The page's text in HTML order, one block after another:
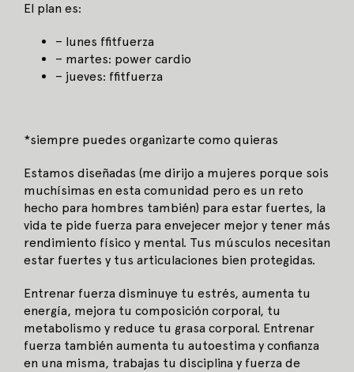
El plan es:
– lunes ffitfuerza
– martes: power cardio
– jueves: ffitfuerza
*siempre puedes organizarte como quieras
Estamos diseñadas (me dirijo a mujeres porque sois
muchísimas en esta comunidad pero es un reto
hecho para hombres también) para estar fuertes, la
vida te pide fuerza para envejecer mejor y tener más
rendimiento físico y mental. Tus músculos necesitan
estar fuertes y tus articulaciones bien protegidas.
Entrenar fuerza disminuye tu estrés, aumenta tu
energía, mejora tu composición corporal, tu
metabolismo y reduce tu grasa corporal. Entrenar
fuerza también aumenta tu autoestima y confianza
en una misma, trabajas tu disciplina y fuerza de